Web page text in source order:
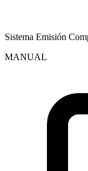
Sistema Emisión
MANUAL